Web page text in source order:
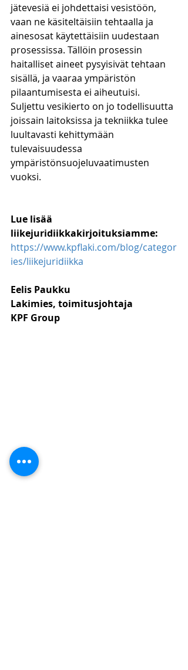
jätevesiä ei johdettaisi vesistöön,
vaan ne käsiteltäisiin tehtaalla ja
ainesosat käytettäisiin uudestaan
prosessissa. Tällöin prosessin
haitalliset aineet pysyisivät tehtaan
sisällä, ja vaaraa ympäristön
pilaantumisesta ei aiheutuisi.
Suljettu vesikierto on jo todellisuutta
joissain laitoksissa ja tekniikka tulee
luultavasti kehittymään
tulevaisuudessa
ympäristönsuojeluvaatimusten
vuoksi.
Lue lisää
liikejuridiikkakirjoituksiamme:
https://www.kpflaki.com/blog/categor
ies/liikejuridiikka
Eelis Paukku
Lakimies, toimitusjohtaja
KPF Group